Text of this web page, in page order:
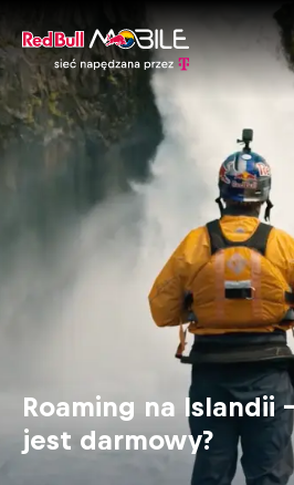
Roaming na Islandii
jest darmowy?